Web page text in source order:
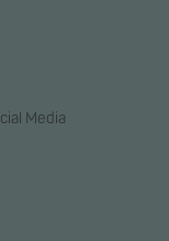
Media